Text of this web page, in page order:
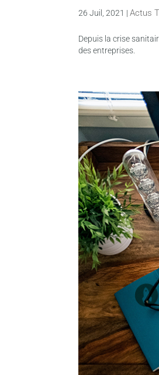
26 Juil, 2021 |Actus
Depuis la crise
des entreprises.